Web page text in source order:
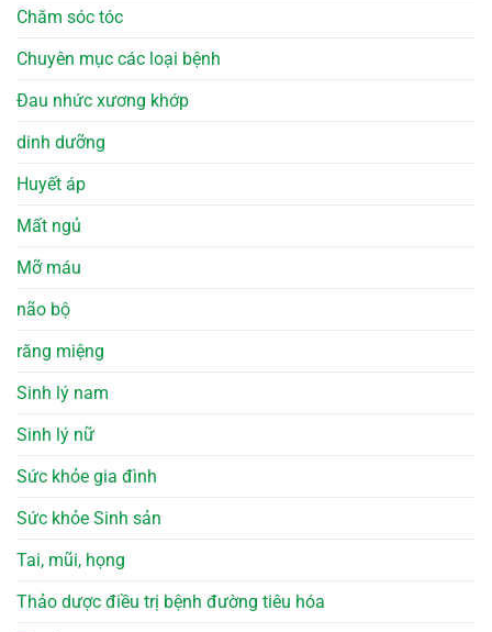
Chăm sóc tóc
Chuyên mục các loại bệnh
Đau nhức xương khớp
dinh dưỡng
Huyết áp
Mất ngủ
Mỡ máu
não bộ
răng miệng
Sinh lý nam
Sinh lý nữ
Sức khỏe gia đình
Sức khỏe Sinh sản
Tai, mũi, họng
Thảo dược điều trị bệnh đường tiêu hóa